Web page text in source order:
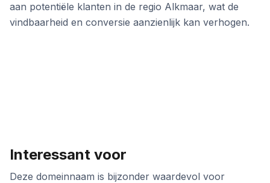
aan potentiële klanten in de regio Alkmaar, wat de
vindbaarheid en conversie aanzienlijk kan verhogen.
Interessant voor
Deze domeinnaam is bijzonder waardevol voor